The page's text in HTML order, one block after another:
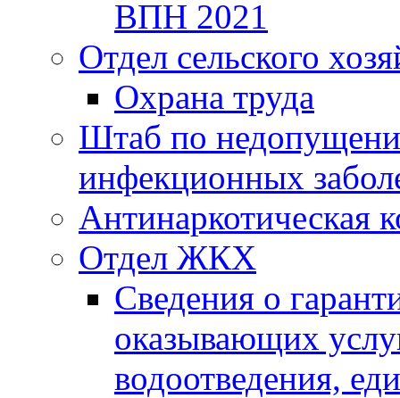
ВПН 2021
Отдел сельского
Охрана труда
Штаб по
инфекционных
Антинаркотическая
Отдел ЖКХ
Сведения о
оказывающих
водоотведения,